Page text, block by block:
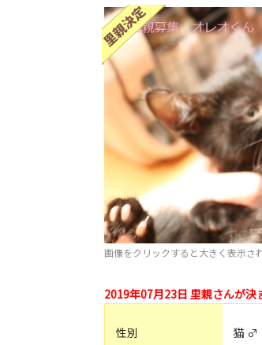
画像をクリックすると大きく表示さ
2019年07月23日 里親さんが決
性別 猫 ♂